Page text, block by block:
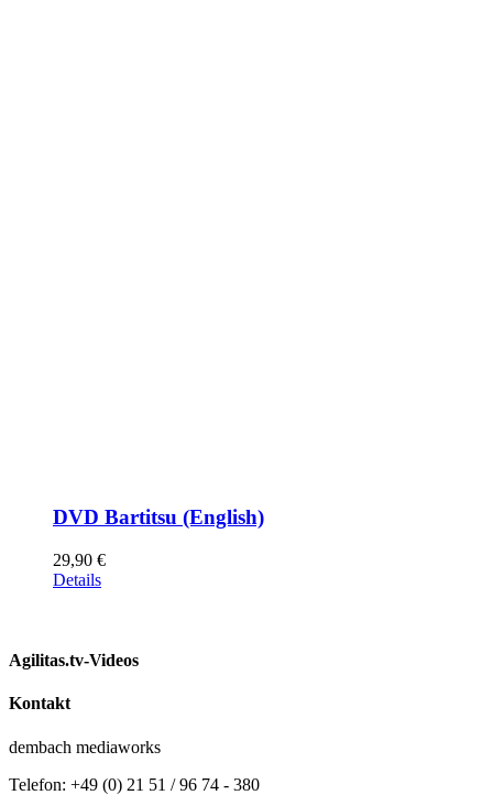
DVD Bartitsu (English)
29,90 €
Details
Agilitas.tv-Videos
Kontakt
dembach mediaworks
Telefon: +49 (0) 21 51 / 96 74 - 380